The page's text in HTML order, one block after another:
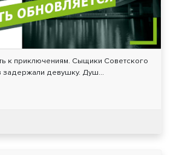
к приключениям. Сыщики Советского
задержали девушку. Душ...